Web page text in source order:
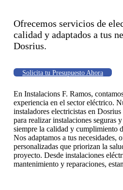
Ofrecemos servicios de
calidad y adaptados a tus
Dosrius.
Solicita tu Presupuesto Ahora
En Instalacions F. Ramos,
experiencia en el sector eléctrico.
instaladores electricistas en
para realizar instalaciones seguras
siempre la calidad y cumplimiento
Nos adaptamos a tus necesidades,
personalizadas que priorizan la
proyecto. Desde instalaciones
mantenimiento y reparaciones,